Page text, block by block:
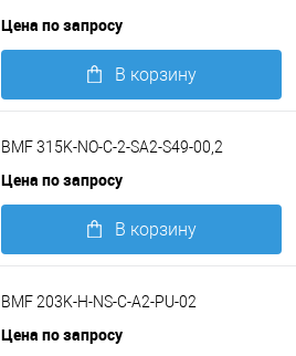
Цена по запросу
В корзину
BMF 315K-NO-C-2-SA2-S49-00,2
Цена по запросу
В корзину
BMF 203K-H-NS-C-A2-PU-02
Цена по запросу